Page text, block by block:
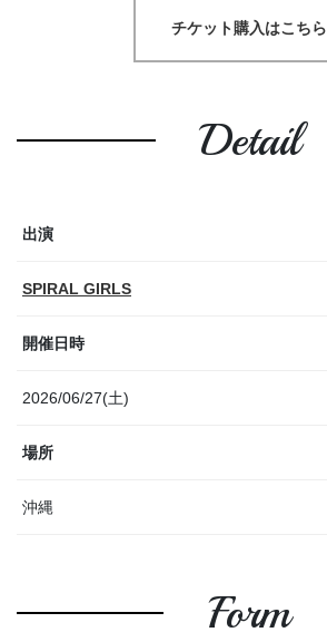
チケット購入はこちら
Detail
出演
SPIRAL GIRLS
開催日時
2026/06/27(土)
場所
沖縄
Form